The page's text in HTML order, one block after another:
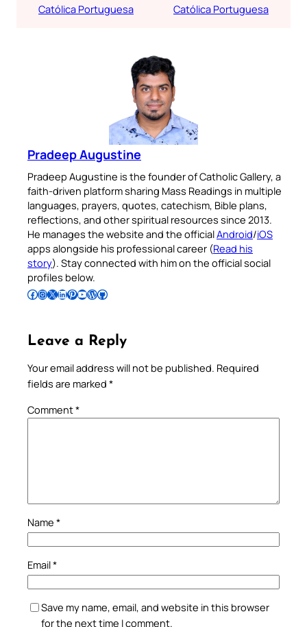
Católica Portuguesa
Católica Portuguesa
Pradeep Augustine
Pradeep Augustine is the founder of Catholic Gallery, a
faith-driven platform sharing Mass Readings in multiple
languages, prayers, quotes, catechism, Bible plans,
reflections, and other spiritual resources since 2013.
He manages the website and the officialAndroid/iOS
apps alongside his professional career (Read his
story). Stay connected with him on the official social
profiles below.
Follow Pradeep on Facebook Follow Pradeep on InstagramFollow Pradeep on X Follow Pradeep on LinkedIn Follow Pradeep on Pinterest Subscribe to Pradeep’s Youtube Channel Follow Pradeep on WordPress Follow Pradeep on GitHub
Leave a Reply
Your email address will not be published. Required
fields are marked *
Comment*
Name *
Email*
Save my name, email, and website in this browser
for the next time I comment.